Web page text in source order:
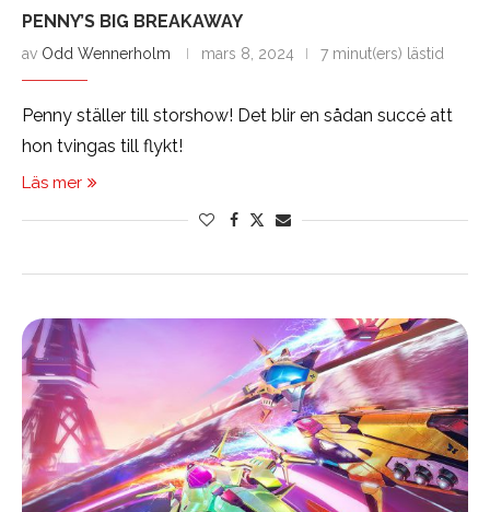
PENNY’S BIG BREAKAWAY
av Odd Wennerholm mars 8, 2024 7 minut(ers) lästid
Penny ställer till storshow! Det blir en sådan succé att
hon tvingas till flykt!
Läs mer